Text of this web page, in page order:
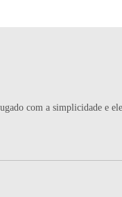
com a simplicidade e